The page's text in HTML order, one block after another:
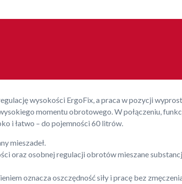
wysokości ErgoFix, a praca w pozycji
momentu obrotowego. W połączeniu,
i łatwo – do pojemności 60 litrów.
mieszadeł.
oraz osobnej regulacji obrotów mieszane
oznacza oszczędność siły i pracę bez